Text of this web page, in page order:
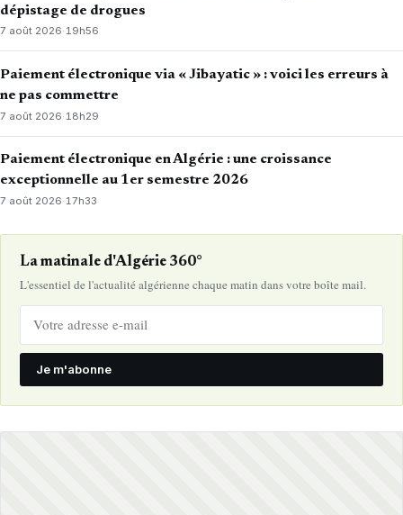
dépistage de drogues
7 août 2026·19h56
Paiement électronique via « Jibayatic » : voici les erreurs à
ne pas commettre
7 août 2026·18h29
Paiement électronique en Algérie : une croissance
exceptionnelle au 1er semestre 2026
7 août 2026·17h33
La matinale d'Algérie 360°
L'essentiel de l'actualité algérienne chaque matin dans votre boîte mail.
Je m'abonne